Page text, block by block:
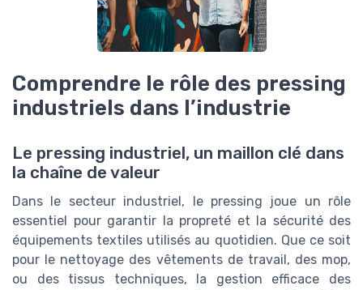
Comprendre le rôle des pressing
industriels dans l’industrie
Le pressing industriel, un maillon clé dans
la chaîne de valeur
Dans le secteur industriel, le pressing joue un rôle
essentiel pour garantir la propreté et la sécurité des
équipements textiles utilisés au quotidien. Que ce soit
pour le nettoyage des vêtements de travail, des mop,
ou des tissus techniques, la gestion efficace des